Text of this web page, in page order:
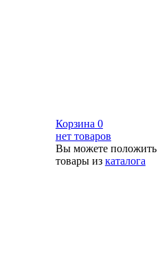
Корзина 0
нет товаров
Вы можете положить
товары из каталога